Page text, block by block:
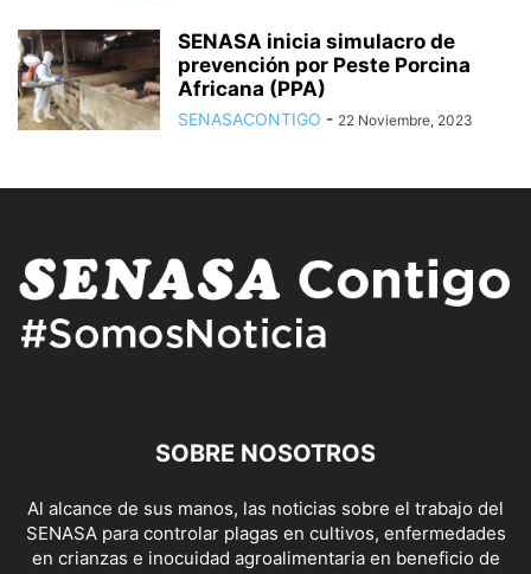
SENASA inicia simulacro de
prevención por Peste Porcina
Africana (PPA)
SENASACONTIGO - 22 Noviembre, 2023
SOBRE NOSOTROS
Al alcance de sus manos, las noticias sobre el trabajo del
SENASA para controlar plagas en cultivos, enfermedades
en crianzas e inocuidad agroalimentaria en beneficio de